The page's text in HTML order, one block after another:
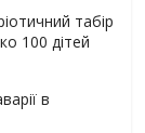
табір
100 дітей
в